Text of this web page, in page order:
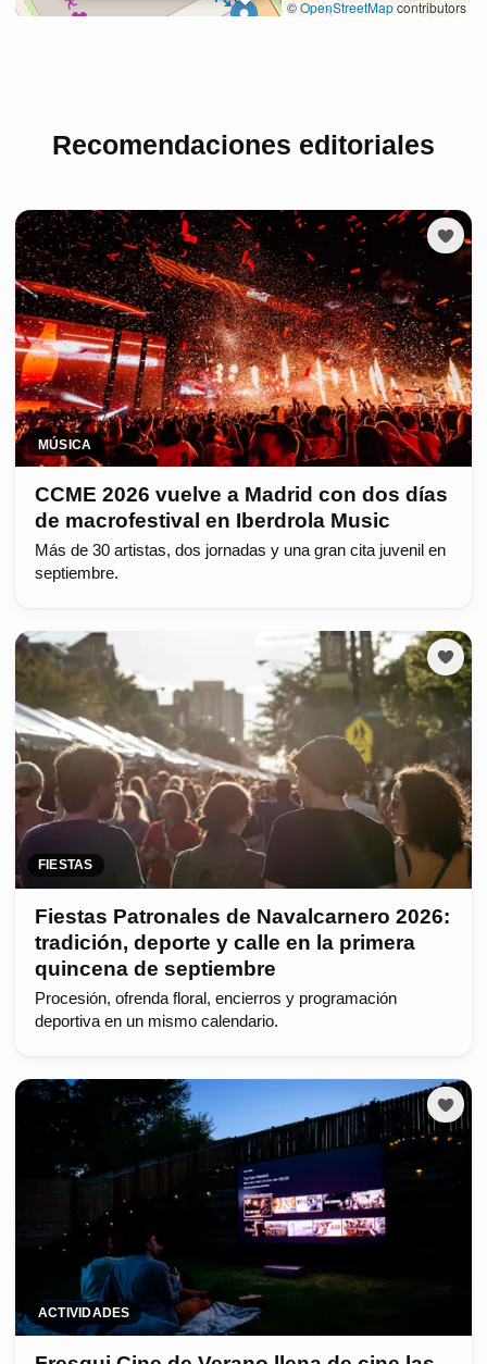
Recomendaciones editoriales
MÚSICA
CCME 2026 vuelve a Madrid con dos días
de macrofestival en Iberdrola Music
Más de 30 artistas, dos jornadas y una gran cita juvenil en
septiembre.
FIESTAS
Fiestas Patronales de Navalcarnero 2026:
tradición, deporte y calle en la primera
quincena de septiembre
Procesión, ofrenda floral, encierros y programación
deportiva en un mismo calendario.
ACTIVIDADES